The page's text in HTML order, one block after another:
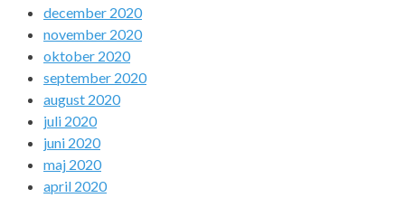
december 2020
november 2020
oktober 2020
september 2020
august 2020
juli 2020
juni 2020
maj 2020
april 2020